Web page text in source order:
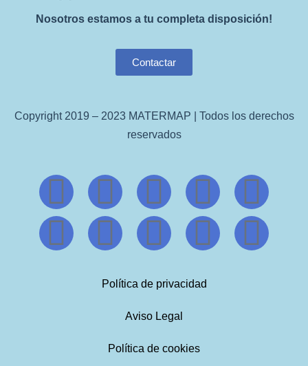
Nosotros estamos a tu completa disposición!
Contactar
Copyright 2019 – 2023 MATERMAP | Todos los derechos
reservados
Política de privacidad
Aviso Legal
Política de cookies